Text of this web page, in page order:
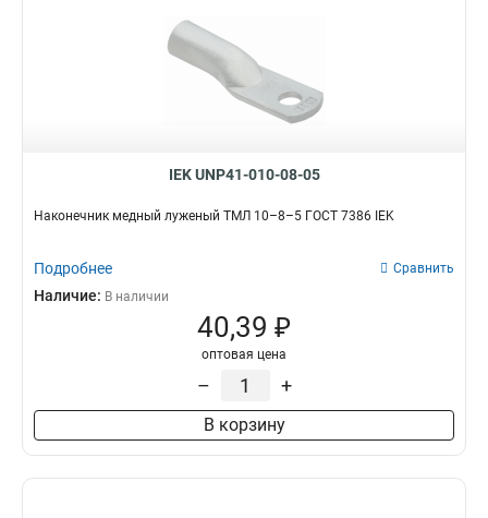
IEK UNP41-010-08-05
Наконечник медный луженый ТМЛ 10–8–5 ГОСТ 7386 IEK
Подробнее Сравнить
Наличие: В наличии
40,39 ₽
оптовая цена
– +
В корзину